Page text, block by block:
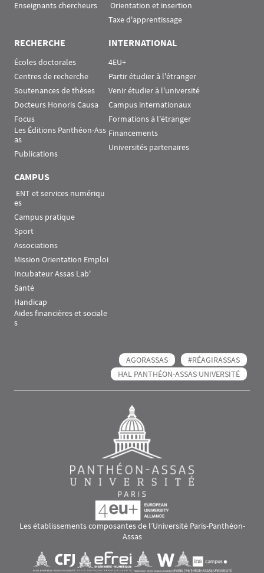
Enseignants chercheurs
Orientation et insertion
Taxe d'apprentissage
RECHERCHE
Écoles doctorales
Centres de recherche
Soutenances de thèses
Docteurs Honoris Causa
Focus
Les Éditions Panthéon-Ass
as
Publications
INTERNATIONAL
4EU+
Partir étudier à l'étranger
Venir étudier à l'université
Campus internationaux
Formations à l'étranger
Financements
Universités partenaires
CAMPUS
es
Campus pratique
Sport
Associations
Mission Orientation Emploi
Incubateur Assas Lab'
Santé
Handicap
Aides financières et sociale
s
AGORASSAS
#RÉAGIRASSAS
HAL PANTHÉON-ASSAS UNIVERSITÉ
Les établissements composantes de l’Université Paris-Panthéon-
Assas
Visuel svgVisuel svg Visuel svgVisuel svg